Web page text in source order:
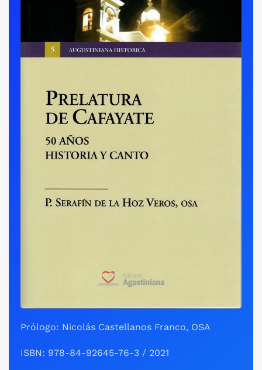
Prólogo: Nicolás Castellanos Franco, OSA
ISBN: 978-84-92645-76-3 / 2021